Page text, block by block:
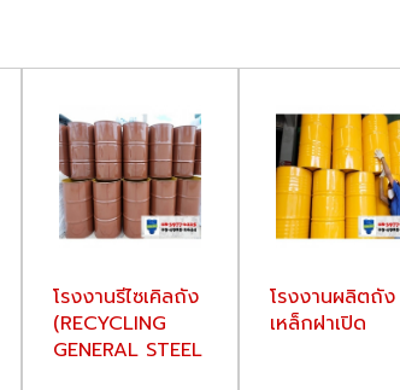
โรงงานรีไซเคิลถัง
(RECYCLING
GENERAL STEEL
โรงงานผลิตถัง
เหล็กฝาเปิด